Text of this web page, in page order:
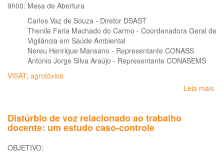
9h00: Mesa de Abertura
Carlos Vaz de Souza - Diretor DSAST
Thenile Faria Machado do Carmo - Coordenadora Geral de
Vigilância em Saúde Ambiental
Nereu Henrique Mansano - Representante CONASS
Antonio Jorge Silva Araújo - Representante CONASEMS
VISAT, agrotóxico
Leia mais
Distúrbio de voz relacionado ao trabalho
docente: um estudo caso-controle
OBJETIVO: